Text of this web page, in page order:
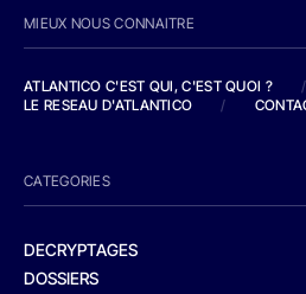
MIEUX NOUS CONNAITRE
ATLANTICO C'EST QUI, C'EST QUOI ?
/
LE RESEAU D'ATLANTICO
/
CATEGORIES
DECRYPTAGES
DOSSIERS